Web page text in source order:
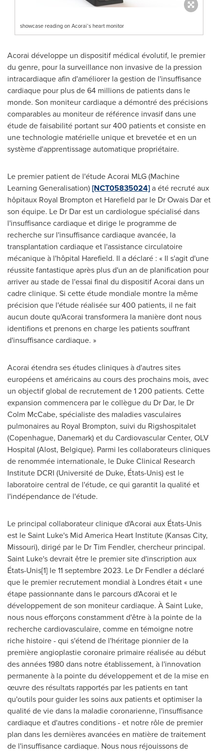
showcase reading on Acorai’s heart monitor
Acorai développe un dispositif médical évolutif, le premier
du genre, pour la surveillance non invasive de la pression
intracardiaque afin d'améliorer la gestion de l'insuffisance
cardiaque pour plus de 64 millions de patients dans le
monde. Son moniteur cardiaque a démontré des précisions
comparables au moniteur de référence invasif dans une
étude de faisabilité portant sur 400 patients et consiste en
une technologie matérielle unique et brevetée et en un
système d'apprentissage automatique propriétaire.
Le premier patient de l'étude Acorai MLG (Machine
Learning Generalisation)[NCT05835024]a été recruté aux
hôpitaux Royal Brompton et Harefield par le DrOwais Daret
son équipe. Le Dr Dar est un cardiologue spécialisé dans
l'insuffisance cardiaque et dirige le programme de
recherche sur l'insuffisance cardiaque avancée, la
transplantation cardiaque et l'assistance circulatoire
mécanique à l'hôpital Harefield. Il a déclaré : « Il s'agit d'une
réussite fantastique après plus d'un an de planification pour
arriver au stade de l'essai final du dispositif Acorai dans un
cadre clinique. Si cette étude mondiale montre la même
précision que l'étude réalisée sur 400 patients, il ne fait
aucun doute qu'Acorai transformera la manière dont nous
identifions et prenons en charge les patients souffrant
d'insuffisance cardiaque. »
Acorai étendra ses études cliniques à d'autres sites
européens et américains au cours des prochains mois, avec
un objectif global de recrutement de 1 200 patients. Cette
expansion commencera par le collègue du Dr Dar, le Dr
Colm McCabe, spécialiste des maladies vasculaires
pulmonaires au Royal Brompton, suivi du Rigshospitalet
(Copenhague, Danemark) et du Cardiovascular Center, OLV
Hospital (Alost, Belgique). Parmi les collaborateurs cliniques
de renommée internationale, le Duke Clinical Research
Institute DCRI (Université de Duke, États-Unis) est le
laboratoire central de l'étude, ce qui garantit la qualité et
l'indépendance de l'étude.
Le principal collaborateur clinique d'Acorai aux États-Unis
est le Saint Luke's Mid America Heart Institute (Kansas City,
Missouri), dirigé par le DrTim Fendler, chercheur principal.
Saint Luke's devrait être le premier site d'inscription aux
États-Unis[1] le 11 septembre 2023. Le Dr Fendler a déclaré
que le premier recrutement mondial à Londres était « une
étape passionnante dans le parcours d'Acorai et le
développement de son moniteur cardiaque. À Saint Luke,
nous nous efforçons constamment d'être à la pointe de la
recherche cardiovasculaire, comme en témoigne notre
riche histoire - qui s'étend de l'héritage pionnier de la
première angioplastie coronaire primaire réalisée au début
des années 1980 dans notre établissement, à l'innovation
permanente à la pointe du développement et de la mise en
œuvre des résultats rapportés par les patients en tant
qu'outils pour guider les soins aux patients et optimiser la
qualité de vie dans la maladie coronarienne, l'insuffisance
cardiaque et d'autres conditions - et notre rôle de premier
plan dans les dernières avancées en matière de traitement
de l'insuffisance cardiaque. Nous nous réjouissons de